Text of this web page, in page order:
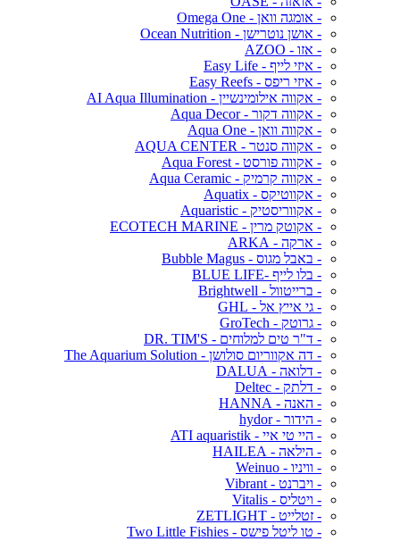
- אומגה וואן - Omega One
- אושן נוטרישן - Ocean Nutrition
- אזו - AZOO
- איזי לייף - Easy Life
- איזי ריפס - Easy Reefs
- אקווה אילומינשיין - AI Aqua Illumination
- אקווה דקור - Aqua Decor
- אקווה וואן - Aqua One
- אקווה סנטר - AQUA CENTER
- אקווה פורסט - Aqua Forest
- אקווה קרמיק - Aqua Ceramic
- אקווטיקס - Aquatix
- אקווריסטיק - Aquaristic
- אקוטק מרין - ECOTECH MARINE
- ארקה - ARKA
- באבל מגוס - Bubble Magus
- בלו לייף -BLUE LIFE
- ברייטוול - Brightwell
- גי אייץ אל - GHL
- גרוטק - GroTech
- ד"ר טים למלוחים - DR. TIM'S
- דה אקווריום סולושן - The Aquarium Solution
- דלואה - DALUA
- דלתק - Deltec
- האנה - HANNA
- הידור - hydor
- היי טי איי - ATI aquaristik
- הילאה - HAILEA
- וויניו - Weinuo
- ויברנט - Vibrant
- ויטליס - Vitalis
- זטלייט - ZETLIGHT
- טו ליטל פישס - Two Little Fishies